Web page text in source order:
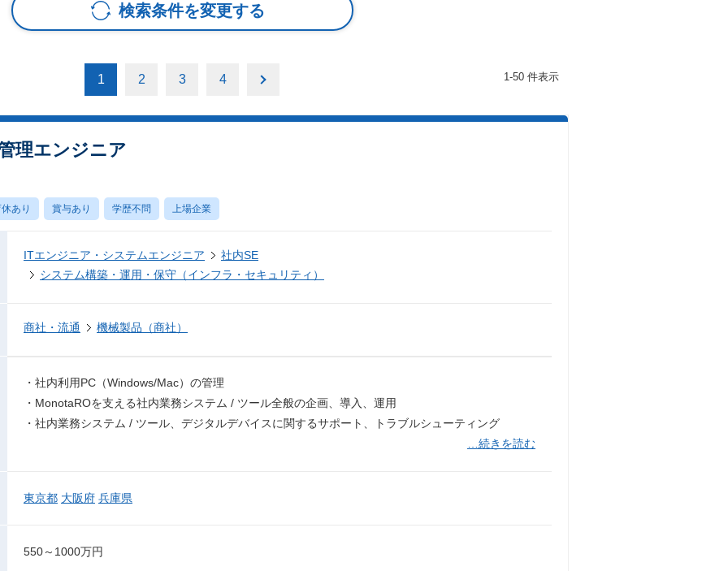
検索条件を変更する
1 2 3 4 1-50 件表示
理エンジニア
あり 賞与あり 学歴不問 上場企業
ITエンジニア・システムエンジニア
社内SE
システム構築・運用・保守（インフラ・セキュリティ）
商社・流通 機械製品（商社）
・社内利用PC（Windows/Mac）の管理
・MonotaROを支える社内業務システム / ツール全般の企画、導入、運用
・社内業務システム / ツール、デジタルデバイスに関するサポート、トラブルシューティング
…続きを読む
東京都 大阪府 兵庫県
550～1000万円